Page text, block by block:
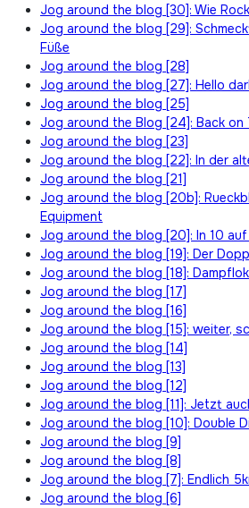
Jog around the blog [30]: Wie
Jog around the blog [29]:
Füße
Jog around the blog [28]
Jog around the blog [27]: Hello
Jog around the blog [25]
Jog around the Blog [24]: Back on
Jog around the blog [23]
Jog around the blog [22]: In der
Jog around the blog [21]
Jog around the blog [20b]:
Equipment
Jog around the blog [20]: In 10 auf
Jog around the blog [19]: Der
Jog around the blog [18]:
Jog around the blog [17]
Jog around the blog [16]
Jog around the blog [15]: weiter,
Jog around the blog [14]
Jog around the blog [13]
Jog around the blog [12]
Jog around the blog [11]: Jetzt
Jog around the blog [10]: Double
Jog around the blog [9]
Jog around the blog [8]
Jog around the blog [7]: Endlich
Jog around the blog [6]